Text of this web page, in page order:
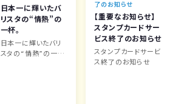
日本一に輝いたバ
リスタの“情熱”の
一杯。
日本一に輝いたバリ
スタの“情熱”の一
了のお知らせ
【重要なお知らせ】
スタンプカードサー
ビス終了のお知らせ
スタンプカードサービ
ス終了のお知らせ